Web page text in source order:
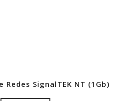
SignalTEK NT (1Gb)